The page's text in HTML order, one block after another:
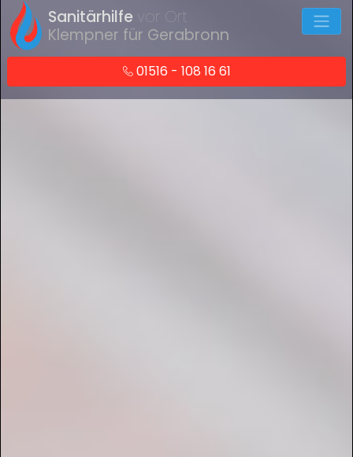
Sanitärhilfe
vor Ort
Klempner für Gerabronn
01516 - 108 16 61